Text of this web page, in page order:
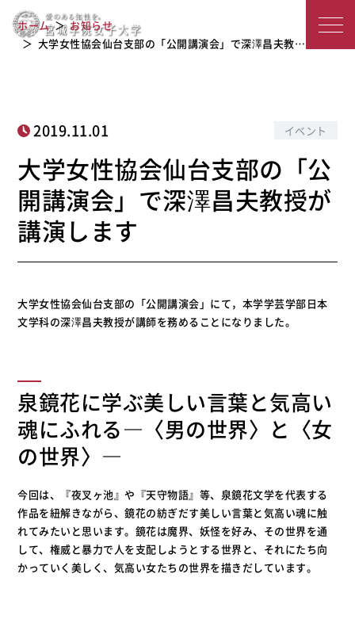
城
子
大
大学女性協会仙台支部の「公開講演
会」で深澤昌夫教授が講演します
ホーム
お知らせ
大学女性協会仙台支部の「公開講演会」で深澤昌夫教…
2019.11.01 イベント
大学女性協会仙台支部の「公
開講演会」で深澤昌夫教授が
講演します
大学女性協会仙台支部の「公開講演会」にて，本学学芸学部日本
文学科の深澤昌夫教授が講師を務めることになりました。
泉鏡花に学ぶ美しい言葉と気高い
魂にふれる―〈男の世界〉と〈女
の世界〉―
今回は、『夜叉ヶ池』や『天守物語』等、泉鏡花文学を代表する
作品を紐解きながら、鏡花の紡ぎだす美しい言葉と気高い魂に触
れてみたいと思います。鏡花は魔界、妖怪を好み、その世界を通
して、権威と暴力で人を支配しようとする世界と、それにたち向
かっていく美しく、気高い女たちの世界を描きだしています。